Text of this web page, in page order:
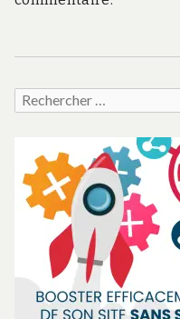
Recherche